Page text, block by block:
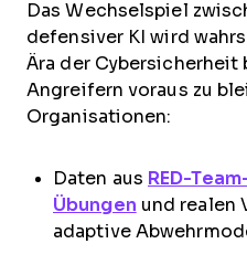
Das Wechselspiel
defensiver KI wird
Ära der Cybersicherheit
Angreifern voraus zu
Organisationen:
Daten aus RED-
Übungen und realen
adaptive